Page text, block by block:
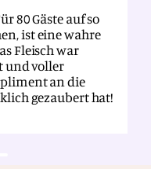
80 Gäste auf so
ist eine wahre
Fleisch war
und voller
an die
gezaubert hat!